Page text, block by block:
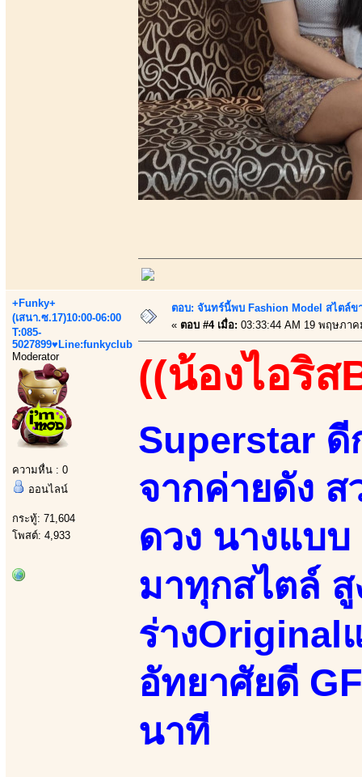
+Funky+
(เสนา.ซ.17)10:00-06:00
T:085-
5027899♥Line:funkyclub
Moderator
ความหื่น : 0
ออนไลน์
กระทู้: 71,604
โพสต์: 4,933
ตอบ: จันทร์นี้พบ Fashion Model สไตล์ข
« ตอบ #4 เมื่อ: 03:33:44 AM 19 พฤษภาค
((น้องไอริส
Superstar ดี
จากค่ายดัง ส
ดวง นางแบ
มาทุกสไตล์ สู
ร่างOriginal
อัทยาศัยดี
นาที